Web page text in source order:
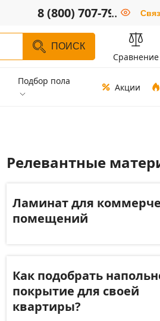
8 (800) 707-79-66
..
ПОИСК
Сравнение
Подбор пола
Акции
Релевантные
Ламинат для
помещений
Как подобрать
покрытие для своей
квартиры?